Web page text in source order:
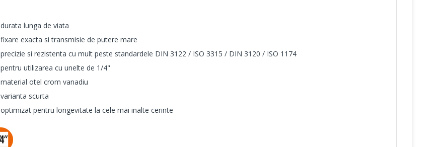
durata lunga de viata
fixare exacta si transmisie de putere mare
precizie si rezistenta cu mult peste standardele DIN 3122 / ISO 3315 / DIN 3120 / ISO 1174
pentru utilizarea cu unelte de 1/4"
material otel crom vanadiu
varianta scurta
optimizat pentru longevitate la cele mai inalte cerinte